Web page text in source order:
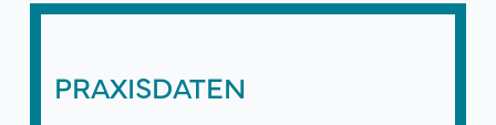
PRAXISDATEN